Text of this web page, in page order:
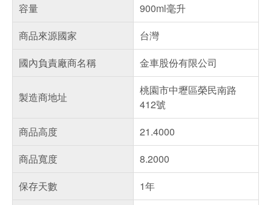
容量
900ml毫升
商品來源國家
台灣
國內負責廠商名稱
金車股份有限公司
製造商地址
桃園市中壢區榮民南路
412號
商品高度
21.4000
商品寬度
8.2000
保存天數
1年